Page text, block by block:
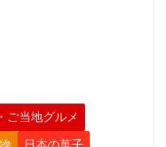
ご当地グルメ